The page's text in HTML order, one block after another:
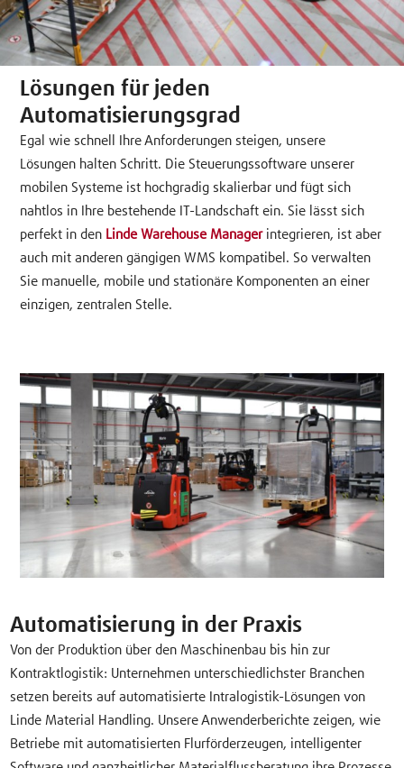
Lösungen für jeden
Automatisierungsgrad
Egal wie schnell Ihre Anforderungen steigen, unsere
Lösungen halten Schritt. Die Steuerungssoftware unserer
mobilen Systeme ist hochgradig skalierbar und fügt sich
nahtlos in Ihre bestehende IT-Landschaft ein. Sie lässt sich
perfekt in den Linde Warehouse Managerintegrieren, ist aber
auch mit anderen gängigen WMS kompatibel. So verwalten
Sie manuelle, mobile und stationäre Komponenten an einer
einzigen, zentralen Stelle.
Automatisierung in der Praxis
Von der Produktion über den Maschinenbau bis hin zur
Kontraktlogistik: Unternehmen unterschiedlichster Branchen
setzen bereits auf automatisierte Intralogistik-Lösungen von
Linde Material Handling. Unsere Anwenderberichte zeigen, wie
Betriebe mit automatisierten Flurförderzeugen, intelligenter